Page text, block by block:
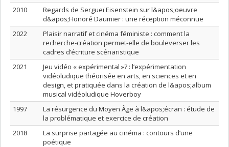
2010
Regards de Sergueï Eisenstein sur l&apos;oeuvre
d&apos;Honoré Daumier : une réception méconnue
2022
Plaisir narratif et cinéma féministe : comment la
recherche-création permet-elle de bouleverser les
cadres d’écriture scénaristique
2021
Jeu vidéo « expérimental »? : l’expérimentation
vidéoludique théorisée en arts, en sciences et en
design, et pratiquée dans la création de l&apos;album
musical vidéoludique Hoverboy
1997
La résurgence du Moyen Âge à l&apos;écran : étude de
la problématique et exercice de création
2018
La surprise partagée au cinéma : contours d’une
poétique